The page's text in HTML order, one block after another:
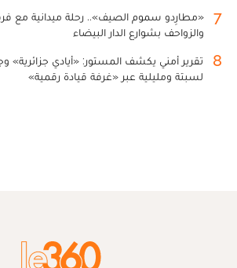
7
«مطارِدو سموم الصيف».. رحلة ميدانية مع
والزواحف بشوارع الدار البيضاء
8
تقرير أمني يكشف المستور: «أيادي جزائرية»
لسبتة ومليلية عبر «غرفة قيادة رقمية»